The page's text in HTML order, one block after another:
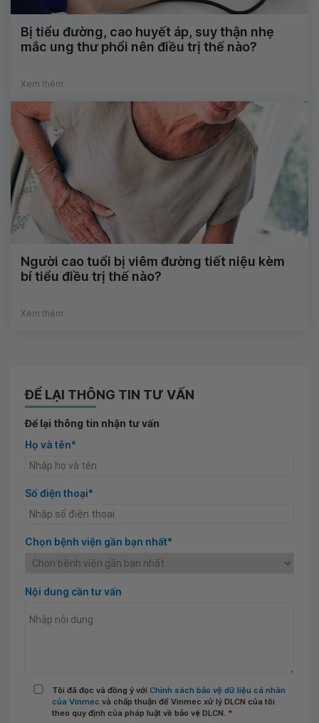
Bị tiểu đường, cao huyết áp, suy thận nhẹ
mắc ung thư phổi nên điều trị thế nào?
Xem thêm
Người cao tuổi bị viêm đường tiết niệu kèm
bí tiểu điều trị thế nào?
Xem thêm
ĐỂ LẠI THÔNG TIN TƯ VẤN
Để lại thông tin nhận tư vấn
Họ và tên*
Số điện thoại*
Chọn bệnh viện gần bạn nhất*
Nội dung cần tư vấn
Tôi đã đọc và đồng ý với Chính sách bảo vệ dữ liệu cá nhân
của Vinmec và chấp thuận để Vinmec xử lý DLCN của tôi
theo quy định của pháp luật về bảo vệ DLCN. *